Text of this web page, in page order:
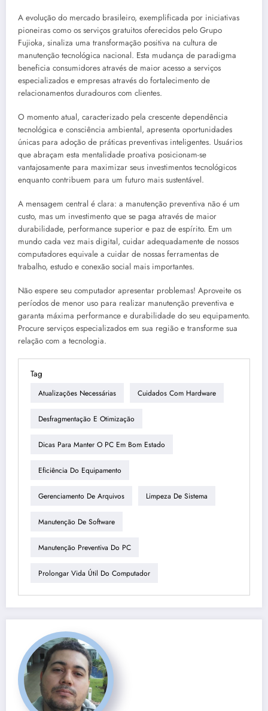
A evolução do mercado brasileiro, exemplificada por iniciativas
pioneiras como os serviços gratuitos oferecidos pelo Grupo
Fujioka, sinaliza uma transformação positiva na cultura de
manutenção tecnológica nacional. Esta mudança de paradigma
beneficia consumidores através de maior acesso a serviços
especializados e empresas através do fortalecimento de
relacionamentos duradouros com clientes.
O momento atual, caracterizado pela crescente dependência
tecnológica e consciência ambiental, apresenta oportunidades
únicas para adoção de práticas preventivas inteligentes. Usuários
que abraçam esta mentalidade proativa posicionam-se
vantajosamente para maximizar seus investimentos tecnológicos
enquanto contribuem para um futuro mais sustentável.
A mensagem central é clara: a manutenção preventiva não é um
custo, mas um investimento que se paga através de maior
durabilidade, performance superior e paz de espírito. Em um
mundo cada vez mais digital, cuidar adequadamente de nossos
computadores equivale a cuidar de nossas ferramentas de
trabalho, estudo e conexão social mais importantes.
Não espere seu computador apresentar problemas! Aproveite os
períodos de menor uso para realizar manutenção preventiva e
garanta máxima performance e durabilidade do seu equipamento.
Procure serviços especializados em sua região e transforme sua
relação com a tecnologia.
Tag
Atualizações Necessárias Cuidados Com Hardware
Desfragmentação E Otimização
Dicas Para Manter O PC Em Bom Estado
Eficiência Do Equipamento
Gerenciamento De Arquivos Limpeza De Sistema
Manutenção De Software
Manutenção Preventiva Do PC
Prolongar Vida Útil Do Computador